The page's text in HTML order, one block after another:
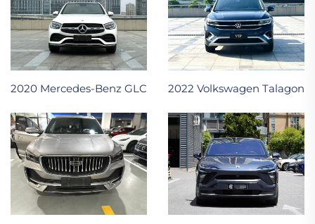
2020 Mercedes-Benz GLC 2022 Volkswagen Talagon